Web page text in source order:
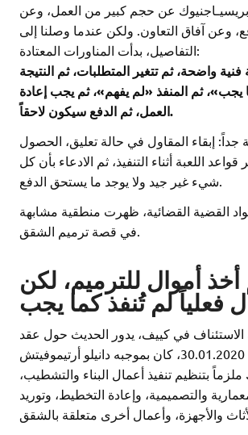
عن حجم كبير من العمل، وعن
وعن آفاق التعاون. ولكن عندما وصلنا إلى
التفاصيل، بدأت المناورات المعتادة:
واضحة، ثم تتغير المتطلبات، ثم النتيجة
ثم المنفذ «لم يفهم»، ثم يجب إعادة
العمل، ثم الدفع سيكون لاحقاً.
إبقاء المقاول في حالة تعليق، الحصول
اللعبة أثناء التنفيذ، ثم الادعاء بأن كل
القضية القضائية، ظهرت منطقية مشابهة
أخذ أموال للترميم، لكن
فعلياً لم تُنفذ كما يجب
في كييف، يدور الحديث حول عقد
مؤرخ في 30.01.2020، كان بموجبه دانيلو أرتيموفيتش
ملزماً بتنظيم تنفيذ أعمال البناء والتشطيب،
والتصميمية، وإعادة التخطيط، وتوريد